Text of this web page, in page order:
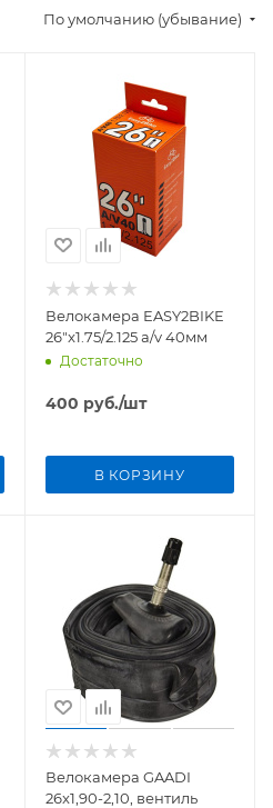
По умолчанию (убывание)
Велокамера EASY2BIKE
26"x1.75/2.125 a/v 40мм
Достаточно
400 руб./шт
В КОРЗИНУ
Велокамера GAADI
26x1,90-2,10, вентиль